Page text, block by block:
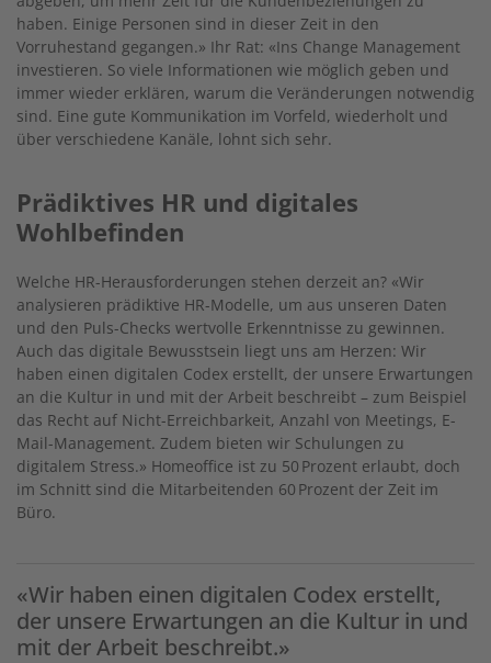
haben. Einige Personen sind in dieser Zeit in den
Vorruhestand gegangen.» Ihr Rat: «Ins Change Management
investieren. So viele Informationen wie möglich geben und
immer wieder erklären, warum die Veränderungen notwendig
sind. Eine gute Kommunikation im Vorfeld, wiederholt und
über verschiedene Kanäle, lohnt sich sehr.
Prädiktives HR und digitales
Wohlbefinden
Welche HR-Herausforderungen stehen derzeit an? «Wir
analysieren prädiktive HR-Modelle, um aus unseren Daten
und den Puls-Checks wertvolle Erkenntnisse zu gewinnen.
Auch das digitale Bewusstsein liegt uns am Herzen: Wir
haben einen digitalen Codex erstellt, der unsere Erwartungen
an die Kultur in und mit der Arbeit beschreibt – zum Beispiel
das Recht auf Nicht-Erreichbarkeit, Anzahl von Meetings, E-
Mail-Management. Zudem bieten wir Schulungen zu
digitalem Stress.» Homeoffice ist zu 50 Prozent erlaubt, doch
im Schnitt sind die Mitarbeitenden 60 Prozent der Zeit im
Büro.
«Wir haben einen digitalen Codex erstellt,
der unsere Erwartungen an die Kultur in und
mit der Arbeit beschreibt.»